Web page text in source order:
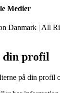
Medier
Danmark | All
din profil
på din profil